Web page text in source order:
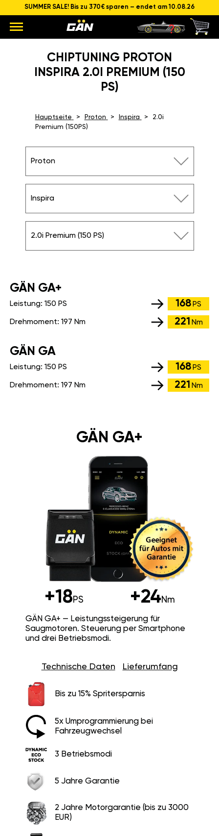
SUMMER SALE! Bis zu 370€ sparen – endet am 10.08.26
CHIPTUNING PROTON
INSPIRA 2.0I PREMIUM (150
PS)
Hauptseite Proton Inspira
2.0i
Premium (150PS)
Proton
Inspira
2.0i Premium (150 PS)
GÄN GA+
Leistung: 150 PS 168 PS
Drehmoment: 197 Nm 221 Nm
GÄN GA
Leistung: 150 PS 168 PS
Drehmoment: 197 Nm 221 Nm
GÄN GA+
+18PS +24Nm
GÄN GA+ — Leistungssteigerung für
Saugmotoren. Steuerung per Smartphone
und drei Betriebsmodi.
Technische Daten Lieferumfang
Bis zu 15% Spritersparnis
5x Umprogrammierung bei
Fahrzeugwechsel
3 Betriebsmodi
5 Jahre Garantie
2 Jahre Motorgarantie (bis zu 3000
EUR)